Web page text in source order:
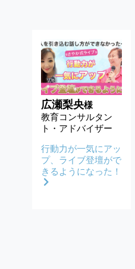
広瀬梨央様
教育コンサルタン
ト・アドバイザー
行動力が一気にアッ
プ、ライブ登壇がで
きるようになった！